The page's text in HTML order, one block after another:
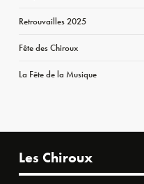
Retrouvailles 2025
Fête des Chiroux
La Fête de la Musique
Les Chiroux